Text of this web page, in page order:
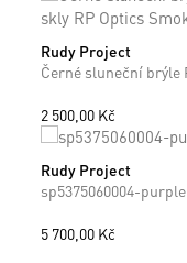
ONE SIZE
Rudy Project
2 500,00 Kč
ONE SIZE
Rudy Project
sp5375060004-purple
5 700,00 Kč